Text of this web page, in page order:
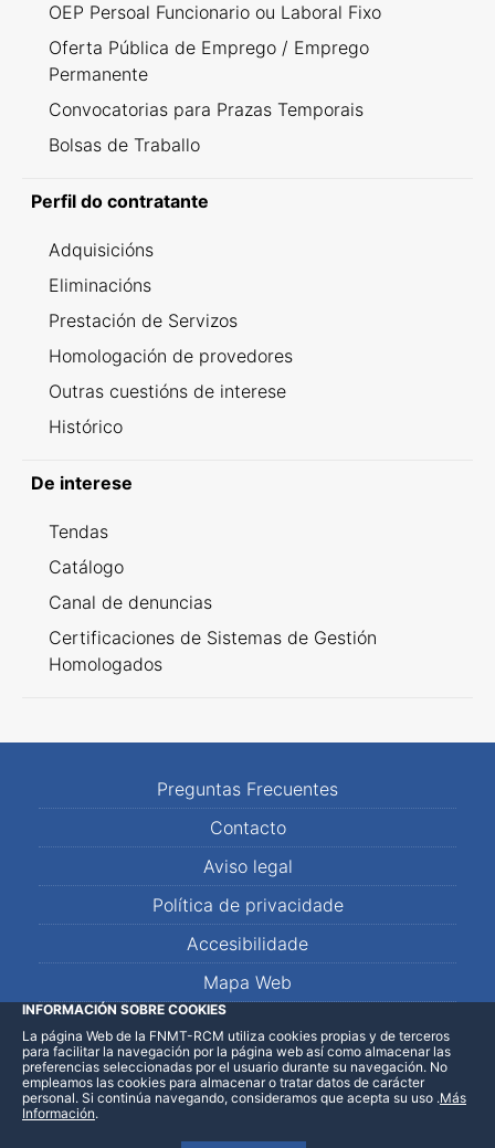
OEP Persoal Funcionario ou Laboral Fixo
Oferta Pública de Emprego / Emprego
Permanente
Convocatorias para Prazas Temporais
Bolsas de Traballo
Perfil do contratante
Adquisicións
Eliminacións
Prestación de Servizos
Homologación de provedores
Outras cuestións de interese
Histórico
De interese
Tendas
Catálogo
Canal de denuncias
Certificaciones de Sistemas de Gestión
Homologados
Preguntas Frecuentes
Contacto
Aviso legal
Política de privacidade
Accesibilidade
Mapa Web
LinkedInFacebookWhatsApp
INFORMACIÓN SOBRE COOKIES
La página Web de la FNMT-RCM utiliza cookies propias y de terceros
para facilitar la navegación por la página web así como almacenar las
preferencias seleccionadas por el usuario durante su navegación. No
empleamos las cookies para almacenar o tratar datos de carácter
personal. Si continúa navegando, consideramos que acepta su uso .Más
Información.